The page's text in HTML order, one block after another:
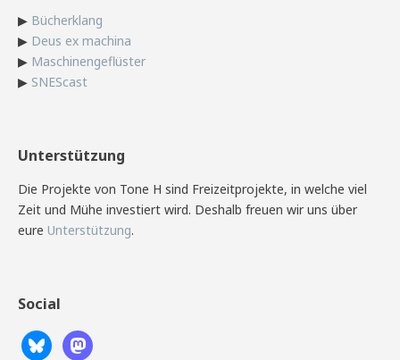
▶ Bücherklang
▶ Deus ex machina
▶ Maschinengeflüster
▶ SNEScast
Unterstützung
Die Projekte von Tone H sind Freizeitprojekte, in welche viel
Zeit und Mühe investiert wird. Deshalb freuen wir uns über
eure Unterstützung.
Social